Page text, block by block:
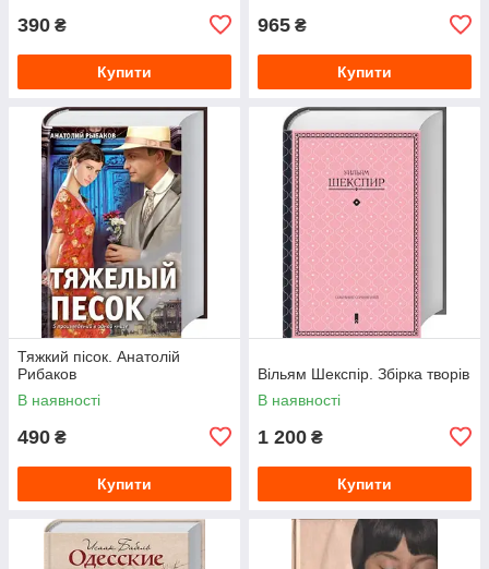
390 ₴
Купити
965 ₴
Купити
Тяжкий пісок. Анатолій
Рибаков
В наявності
490 ₴
Купити
Вільям Шекспір. Збірка творів
В наявності
1 200 ₴
Купити